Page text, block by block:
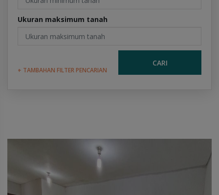
Ukuran maksimum tanah
+ TAMBAHAN FILTER PENCARIAN
CARI